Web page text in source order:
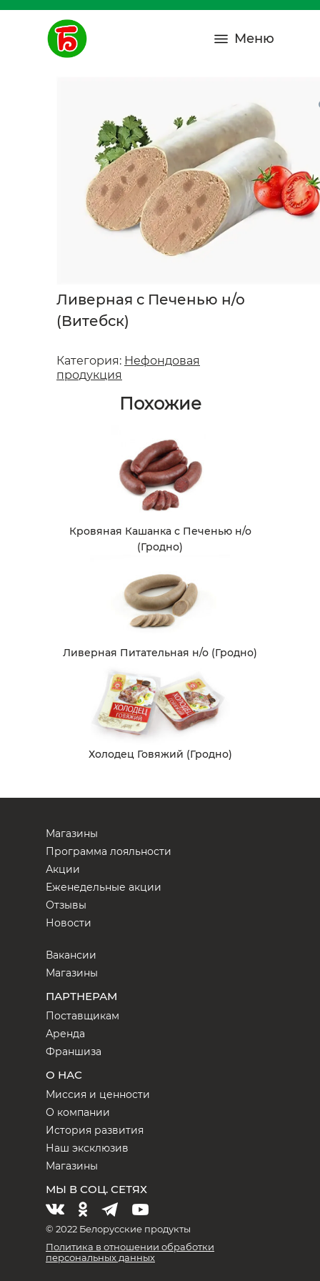
Меню
Ливерная с Печенью н/о
(Витебск)
Категория: Нефондовая
продукция
Похожие
Кровяная Кашанка с Печенью н/о
(Гродно)
Ливерная Питательная н/о (Гродно)
Холодец Говяжий (Гродно)
Магазины
Программа лояльности
Акции
Еженедельные акции
Отзывы
Новости
Вакансии
Магазины
ПАРТНЕРАМ
Поставщикам
Аренда
Франшиза
О НАС
Миссия и ценности
О компании
История развития
Наш эксклюзив
Магазины
МЫ В СОЦ. СЕТЯХ
© 2022 Белорусские продукты
Политика в отношении обработки
персональных данных